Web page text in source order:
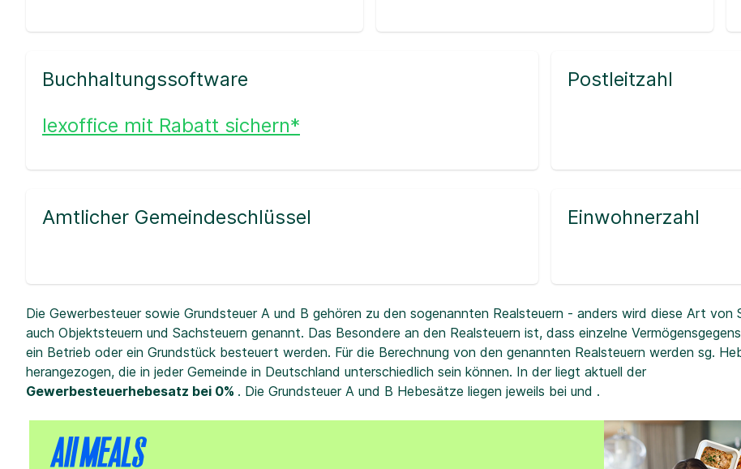
Buchhaltungssoftware
lexoffice mit Rabatt sichern*
Postleitzahl
Amtlicher Gemeindeschlüssel Einwohnerzahl
Die Gewerbesteuer sowie Grundsteuer A und B gehören zu den sogenannten Realsteuern - anders wird diese Art von
auch Objektsteuern und Sachsteuern genannt. Das Besondere an den Realsteuern ist, dass einzelne
ein Betrieb oder ein Grundstück besteuert werden. Für die Berechnung von den genannten Realsteuern werden sg.
herangezogen, die in jeder Gemeinde in Deutschland unterschiedlich sein können. In der liegt aktuell der
Gewerbesteuerhebesatz bei 0% . Die Grundsteuer A und B Hebesätze liegen jeweils bei und .